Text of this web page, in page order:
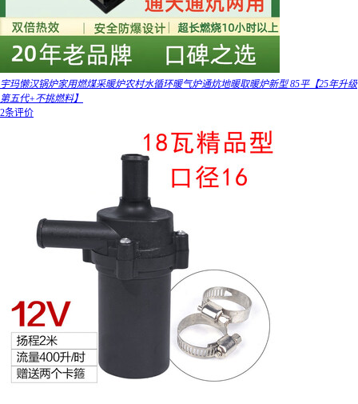
宇玛懒汉锅炉家用燃煤采暖炉农村水循环暖气炉通炕地暖取暖炉新型 85平【25年升级
第五代+不挑燃料】
2条评价